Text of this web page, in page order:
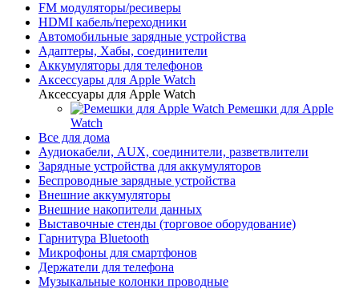
FM модуляторы/ресиверы
HDMI кабель/переходники
Автомобильные зарядные устройства
Адаптеры, Хабы, соединители
Аккумуляторы для телефонов
Аксессуары для Apple Watch
Аксессуары для Apple Watch
Ремешки для Apple
Watch
Все для дома
Аудиокабели, AUX, соединители, разветвлители
Зарядные устройства для аккумуляторов
Беспроводные зарядные устройства
Внешние аккумуляторы
Внешние накопители данных
Выставочные стенды (торговое оборудование)
Гарнитура Bluetooth
Микрофоны для смартфонов
Держатели для телефона
Музыкальные колонки проводные